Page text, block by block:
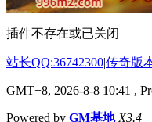
插件不存在或已关闭
站长QQ:36742300|传奇版
GMT+8, 2026-8-8 10:41 ,
Powered by GM基地 X3.4